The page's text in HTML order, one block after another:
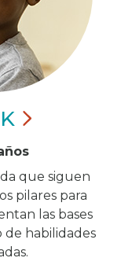
que siguen
pilares para
las bases
de habilidades